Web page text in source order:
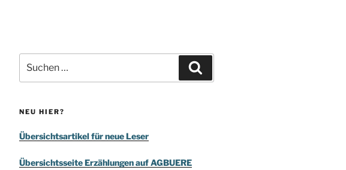
nach:
NEU HIER?
Übersichtsartikel für neue Leser
Übersichtsseite Erzählungen auf AGBUERE